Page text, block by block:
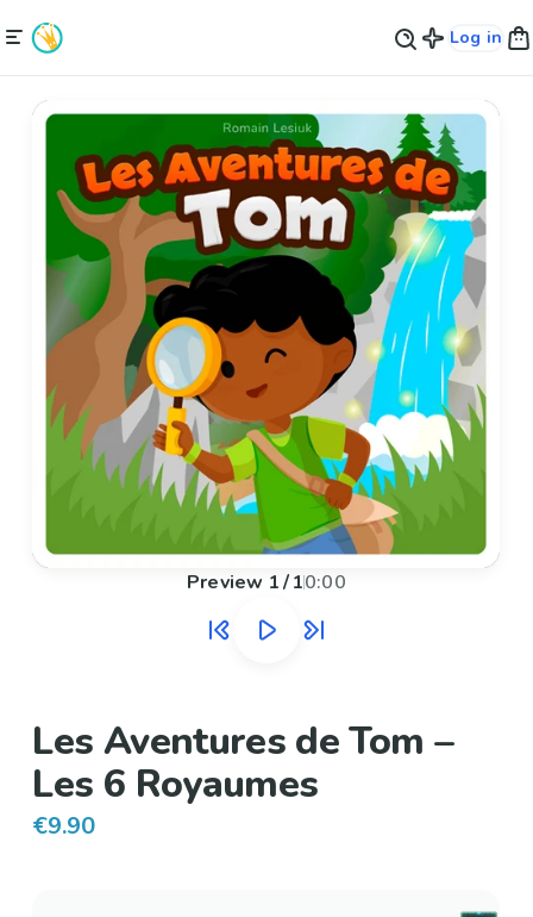
Log in
Preview 1/10:00
Les Aventures de Tom –
Les 6 Royaumes
€9.90